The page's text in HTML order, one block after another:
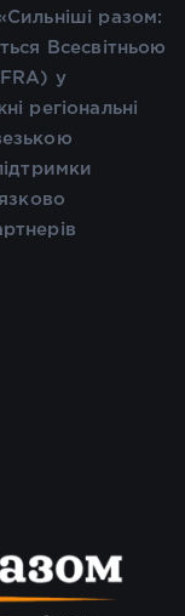
разом:
Всесвітньою
у
регіональні